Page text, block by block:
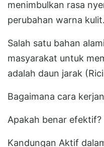
menimbulkan rasa
perubahan warna kulit.
Salah satu bahan
masyarakat untuk
adalah daun jarak
Bagaimana cara
Apakah benar
Kandungan Aktif